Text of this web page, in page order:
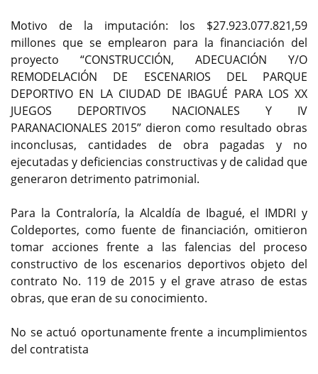
Motivo de la imputación: los $27.923.077.821,59
millones que se emplearon para la financiación del
proyecto “CONSTRUCCIÓN, ADECUACIÓN Y/O
REMODELACIÓN DE ESCENARIOS DEL PARQUE
DEPORTIVO EN LA CIUDAD DE IBAGUÉ PARA LOS XX
JUEGOS DEPORTIVOS NACIONALES Y IV
PARANACIONALES 2015” dieron como resultado obras
inconclusas, cantidades de obra pagadas y no
ejecutadas y deficiencias constructivas y de calidad que
generaron detrimento patrimonial.
Para la Contraloría, la Alcaldía de Ibagué, el IMDRI y
Coldeportes, como fuente de financiación, omitieron
tomar acciones frente a las falencias del proceso
constructivo de los escenarios deportivos objeto del
contrato No. 119 de 2015 y el grave atraso de estas
obras, que eran de su conocimiento.
No se actuó oportunamente frente a incumplimientos
del contratista